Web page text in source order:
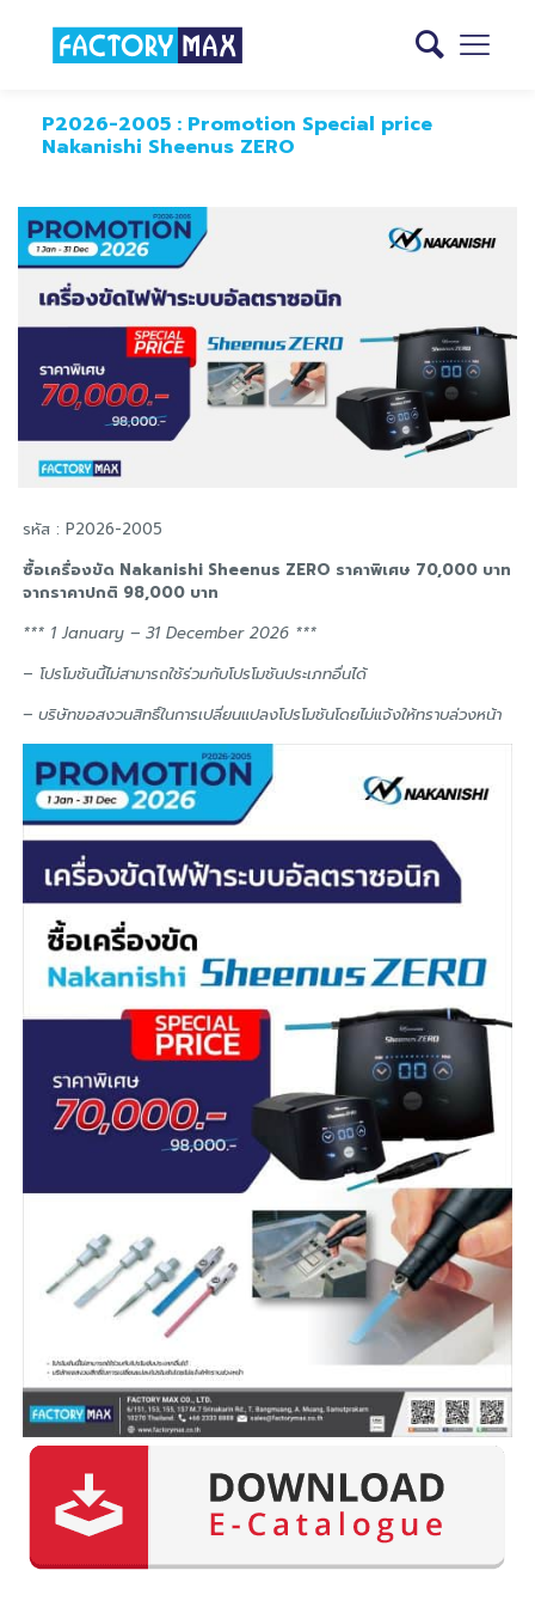
P2026-2005 : Promotion Special price
Nakanishi Sheenus ZERO
รหัส : P2026-2005
ซื้อเครื่องขัด Nakanishi Sheenus ZERO ราคาพิเศษ 70,000 บาท
จากราคาปกติ 98,000 บาท
*** 1 January – 31 December 2026 ***
– โปรโมชันนี้ไม่สามารถใช้ร่วมกับโปรโมชันประเภทอื่นได้
– บริษัทขอสงวนสิทธิ์ในการเปลี่ยนแปลงโปรโมชันโดยไม่แจ้งให้ทราบล่วงหน้า